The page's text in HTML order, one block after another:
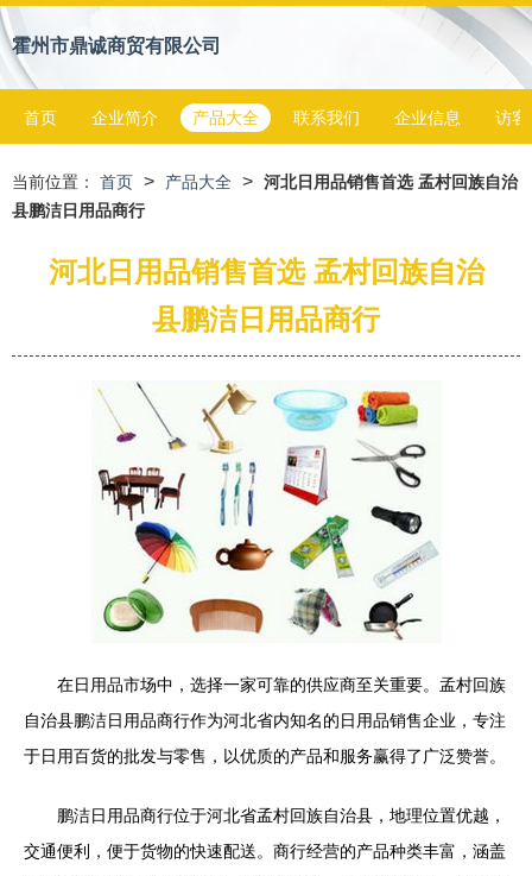
霍州市鼎诚商贸有限公司
首页 企业简介 产品大全 联系我们 企业信息 访客
当前位置： 首页 > 产品大全 > 河北日用品销售首选 孟村回族自治
县鹏洁日用品商行
河北日用品销售首选 孟村回族自治
县鹏洁日用品商行
在日用品市场中，选择一家可靠的供应商至关重要。孟村回族
自治县鹏洁日用品商行作为河北省内知名的日用品销售企业，专注
于日用百货的批发与零售，以优质的产品和服务赢得了广泛赞誉。
鹏洁日用品商行位于河北省孟村回族自治县，地理位置优越，
交通便利，便于货物的快速配送。商行经营的产品种类丰富，涵盖